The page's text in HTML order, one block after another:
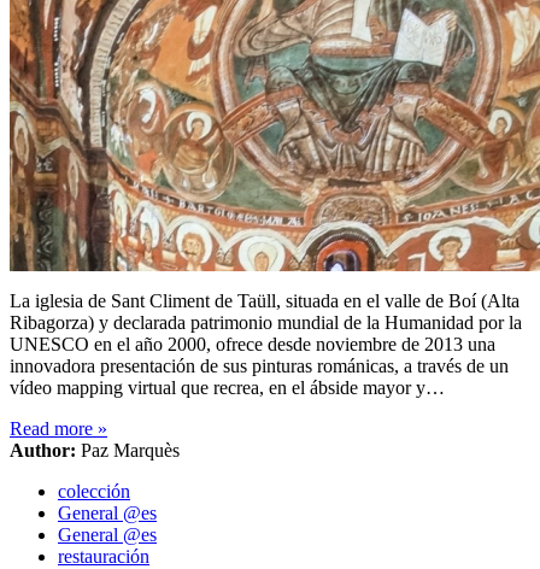
La iglesia de Sant Climent de Taüll, situada en el valle de Boí (Alta
Ribagorza) y declarada patrimonio mundial de la Humanidad por la
UNESCO en el año 2000, ofrece desde noviembre de 2013 una
innovadora presentación de sus pinturas románicas, a través de un
vídeo mapping virtual que recrea, en el ábside mayor y…
Read more »
Author: Paz Marquès
colección
General @es
General @es
restauración